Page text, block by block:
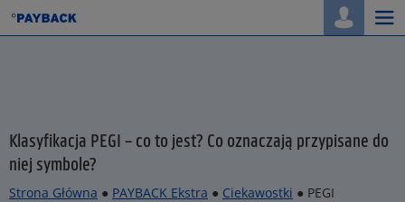
Klasyfikacja PEGI – co to jest? Co oznaczają przypisane do
niej symbole?
Strona Główna ● PAYBACK Ekstra ● Ciekawostki ● PEGI